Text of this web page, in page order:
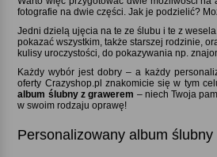
fotografie na dwie części. Jak je podzielić?
Jedni dzielą ujęcia na te ze ślubu i te z
pokazać wszystkim, także starszej rodzinie,
kulisy uroczystości, do pokazywania np.
Każdy wybór jest dobry – a każdy
oferty Crazyshop.pl znakomicie się w tym
album ślubny z grawerem – niech Twoja
w swoim rodzaju oprawę!
Personalizowany album ślubny